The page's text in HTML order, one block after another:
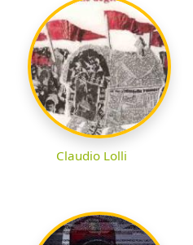
Claudio Lolli